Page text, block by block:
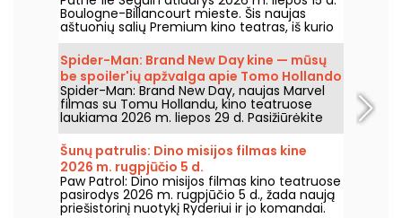
Boulogne-Billancourt mieste. Šis naujas
aštuonių salių Premium kino teatras, iš kurio
viena salė – IMAX, įsikurs Pointe des Arts
teritorijoje Île Seguin saloje.
Spider-Man: Brand New Day kine — mūsų
be spoiler'ių apžvalga apie Tomo Hollando
grįžimą į Žmogų-Vorą
Spider-Man: Brand New Day, naujas Marvel
filmas su Tomu Hollandu, kino teatruose
laukiama 2026 m. liepos 29 d. Pasižiūrėkite
mūsų apžvalgą!
Šunų patrulis: Dino misijos filmas kine
2026 m. rugpjūčio 5 d.
Paw Patrol: Dino misijos filmas kino teatruose
pasirodys 2026 m. rugpjūčio 5 d., žada naują
priešistorinį nuotykį Ryderiui ir jo komandai.